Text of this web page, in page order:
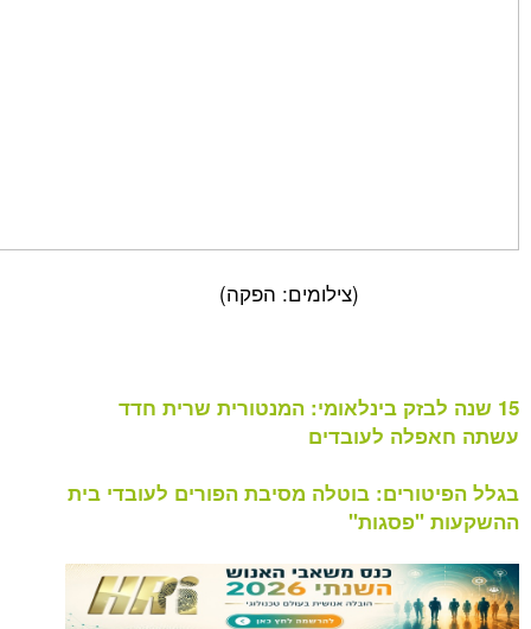
(צילומים: הפקה)
בינלאומי: המנטורית שרית חדד
לעובדים
בוטלה מסיבת הפורים לעובדי בית
"פסגות"